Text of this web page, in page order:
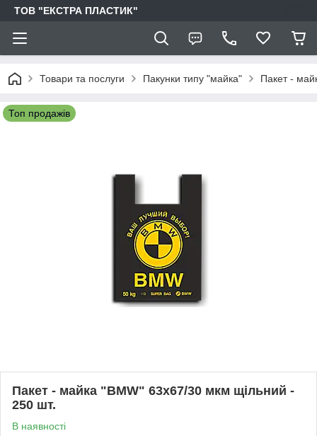
ТОВ "ЕКСТРА ПЛАСТИК"
Товари та послуги Пакунки типу "майка" Пакет -
Топ продажів
Пакет - майка "BMW" 63х67/30 мкм щільний -
250 шт.
В наявності